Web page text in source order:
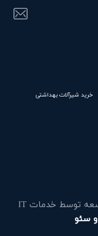
خرید شیرآلات بهداشتی
کپی رایت © 2026 - 2024 - طراحی و توسعه توسط خدمات IT
سئو